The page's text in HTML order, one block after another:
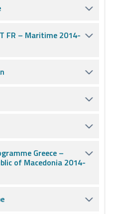
FR – Maritime 2014-
Greece –
of Macedonia 2014-